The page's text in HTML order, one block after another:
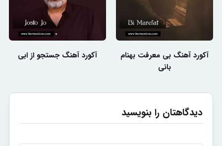
آکورد آهنگ بی معرفت بهنام
بانی
آکورد آهنگ جستجو از ابی
دیدگاهتان را بنویسید